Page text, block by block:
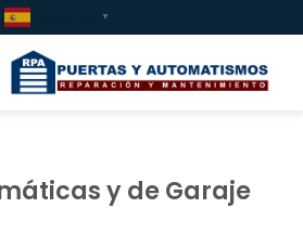
▼
y de Garaje